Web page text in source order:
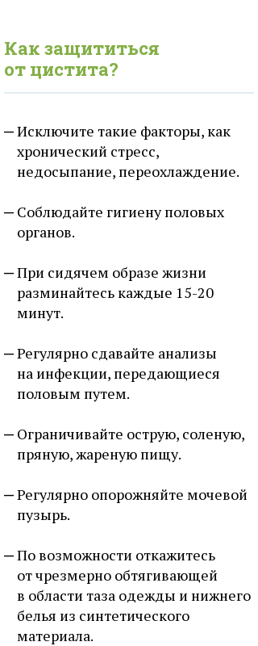
Как защититься
от цистита?
Исключите такие факторы, как
хронический стресс,
недосыпание, переохлаждение.
Соблюдайте гигиену половых
органов.
При сидячем образе жизни
разминайтесь каждые 15-20
минут.
Регулярно сдавайте анализы
на инфекции, передающиеся
половым путем.
Ограничивайте острую, соленую,
пряную, жареную пищу.
Регулярно опорожняйте мочевой
пузырь.
По возможности откажитесь
от чрезмерно обтягивающей
в области таза одежды и нижнего
белья из синтетического
материала.